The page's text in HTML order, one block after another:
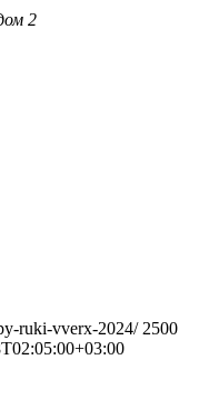
2
ruki-vverx-2024/ 2500